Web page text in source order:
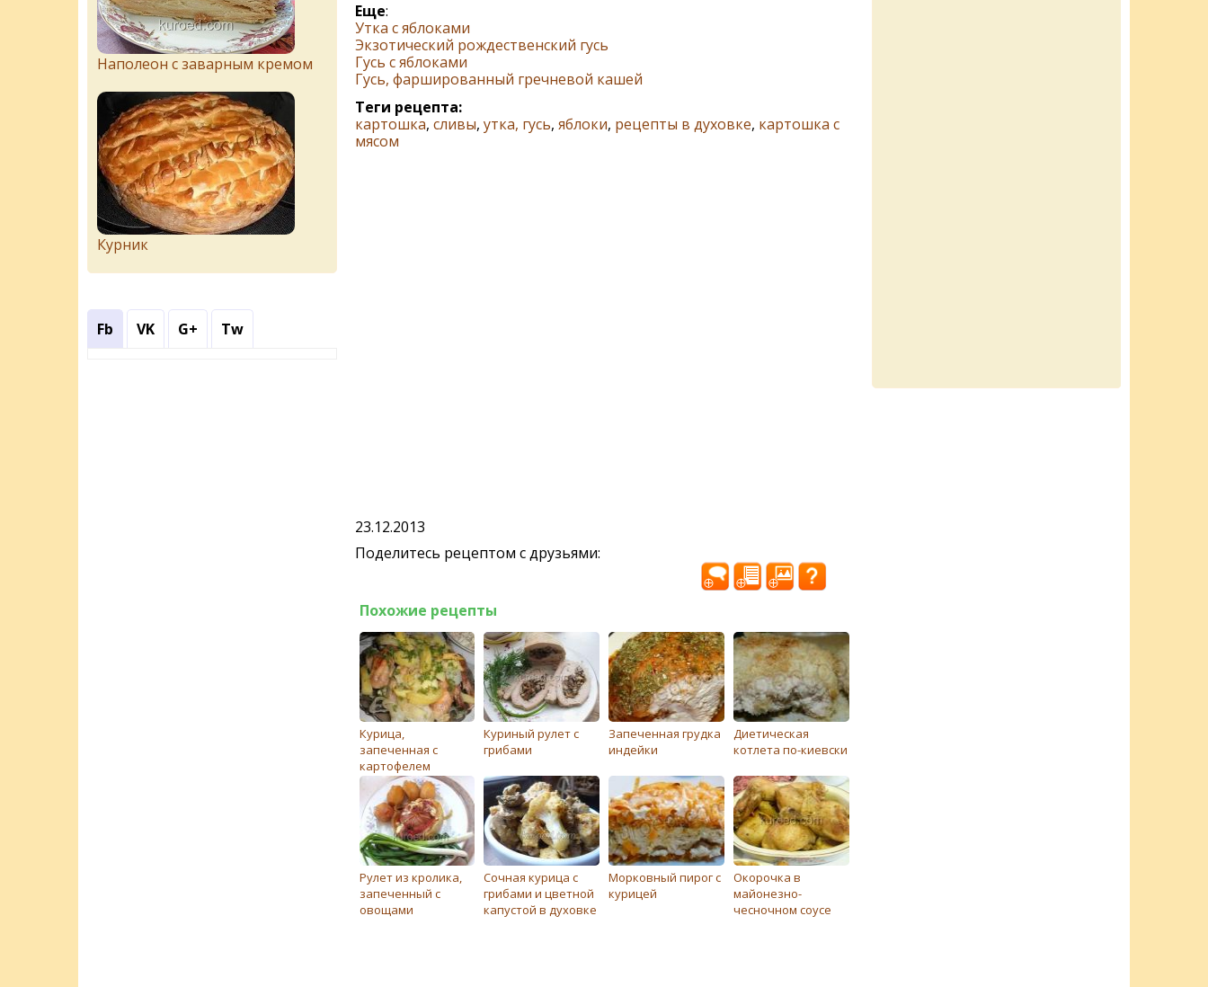
Еще:
Утка с яблоками
Экзотический рождественский гусь
Гусь с яблоками
Гусь, фаршированный гречневой кашей
Теги рецепта:
картошка, сливы, утка, гусь, яблоки, рецепты в духовке, картошка с
мясом
23.12.2013
Поделитесь рецептом с друзьями:
Похожие рецепты
Курица,
запеченная с
картофелем
Куриный рулет с
грибами
Запеченная грудка
индейки
Диетическая
котлета по-киевски
Рулет из кролика,
запеченный с
овощами
Сочная курица с
грибами и цветной
капустой в духовке
Морковный пирог с
курицей
Окорочка в
майонезно-
чесночном соусе
Наполеон с заварным кремом
Курник
Fb VK G+ Tw